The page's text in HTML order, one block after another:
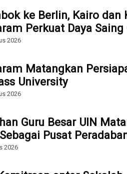
ke Berlin, Kairo dan
Perkuat Daya Saing
2026
Matangkan
University
2026
Guru Besar UIN
Pusat
2026